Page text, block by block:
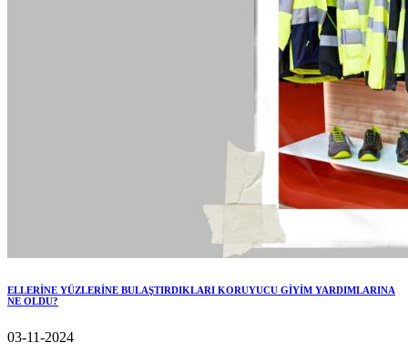
ELLERİNE YÜZLERİNE BULAŞTIRDIKLARI KORUYUCU GİYİM YARDIMLARINA
NE OLDU?
03-11-2024